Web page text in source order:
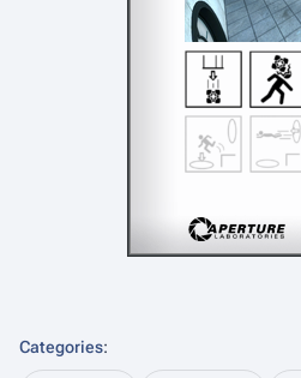
Categories: